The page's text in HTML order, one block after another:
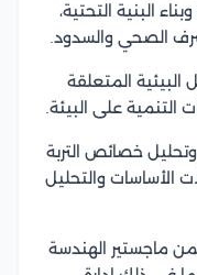
البنية التحتية،
الصحي والسدود.
المتعلقة
التنمية على البيئة.
خصائص التربة
الأساسات والتحليل
ماجستير الهندسة